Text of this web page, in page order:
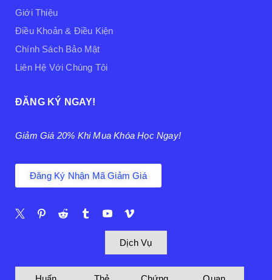
Giới Thiệu
Điều Khoản & Điều Kiện
Chính Sách Bảo Mật
Liên Hệ Với Chúng Tôi
ĐĂNG KÝ NGAY!
Giảm Giá 20% Khi Mua Khóa Học Ngay!
Đăng Ký Nhận Mã Giảm Giá
Dịch Vụ